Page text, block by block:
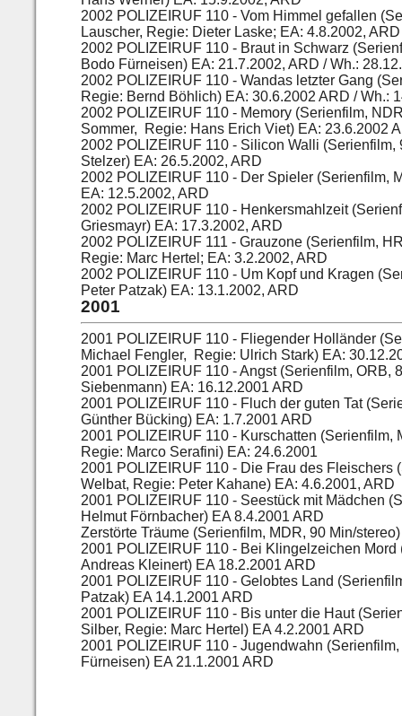
2002 POLIZEIRUF 110 - Vom Himmel gefallen
Lauscher, Regie: Dieter Laske; EA: 4.8.2002, ARD
2002 POLIZEIRUF 110 - Braut in Schwarz
Bodo Fürneisen) EA: 21.7.2002, ARD / Wh.:
2002 POLIZEIRUF 110 - Wandas letzter Gang
Regie: Bernd Böhlich) EA: 30.6.2002 ARD / Wh.:
2002 POLIZEIRUF 110 - Memory (Serienfilm,
Sommer, Regie: Hans Erich Viet) EA: 23.6.2002
2002 POLIZEIRUF 110 - Silicon Walli
Stelzer) EA: 26.5.2002, ARD
2002 POLIZEIRUF 110 - Der Spieler (Serienfilm,
EA: 12.5.2002, ARD
2002 POLIZEIRUF 110 - Henkersmahlzeit
Griesmayr) EA: 17.3.2002, ARD
2002 POLIZEIRUF 111 - Grauzone (Serienfilm,
Regie: Marc Hertel; EA: 3.2.2002, ARD
2002 POLIZEIRUF 110 - Um Kopf und Kragen
Peter Patzak) EA: 13.1.2002, ARD
2001
2001 POLIZEIRUF 110 - Fliegender Holländer
Michael Fengler, Regie: Ulrich Stark) EA:
2001 POLIZEIRUF 110 - Angst (Serienfilm, ORB,
Siebenmann) EA: 16.12.2001 ARD
2001 POLIZEIRUF 110 - Fluch der guten Tat
Günther Bücking) EA: 1.7.2001 ARD
2001 POLIZEIRUF 110 - Kurschatten
Regie: Marco Serafini) EA: 24.6.2001
2001 POLIZEIRUF 110 - Die Frau des
Welbat, Regie: Peter Kahane) EA: 4.6.2001, ARD
2001 POLIZEIRUF 110 - Seestück mit Mädchen
Helmut Förnbacher) EA 8.4.2001 ARD
Zerstörte Träume (Serienfilm, MDR, 90 Min/
2001 POLIZEIRUF 110 - Bei Klingelzeichen
Andreas Kleinert) EA 18.2.2001 ARD
2001 POLIZEIRUF 110 - Gelobtes Land
Patzak) EA 14.1.2001 ARD
2001 POLIZEIRUF 110 - Bis unter die Haut
Silber, Regie: Marc Hertel) EA 4.2.2001 ARD
2001 POLIZEIRUF 110 - Jugendwahn
Fürneisen) EA 21.1.2001 ARD